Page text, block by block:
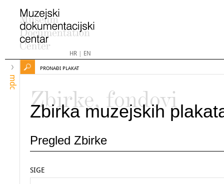
HR| EN
mdc
PRONAĐI PLAKAT
Zbirke, fondovi
Zbirka muzejskih
Pregled Zbirke
SIGE